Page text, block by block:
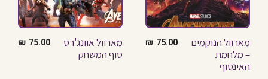
מארוול הנוקמים
– מלחמת
האינסוף
75.00
₪
מארוול אוונג'רס
סוף המשחק
75.00
₪